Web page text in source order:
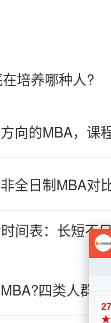
培养哪种人?
向的MBA，课
全日制MBA对
间表：长短不
四类人群，